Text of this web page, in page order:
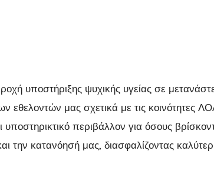
υποστήριξης ψυχικής υγείας σε
μας σχετικά με τις κοινότητες
περιβάλλον για όσους
την κατανόησή μας, διασφαλίζοντας